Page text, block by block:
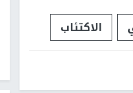
الاكتئاب